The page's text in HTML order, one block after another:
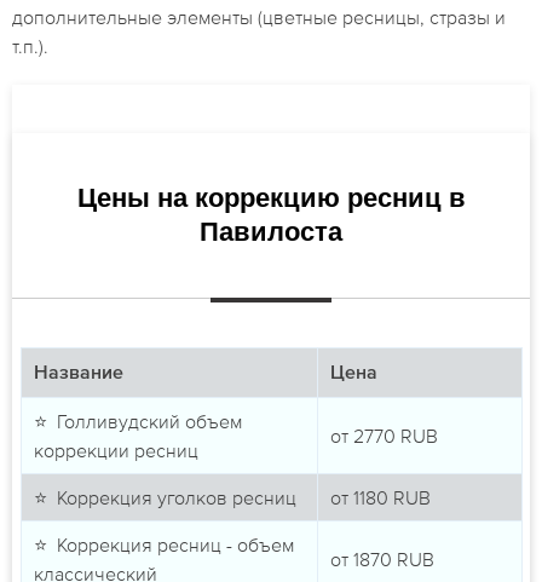
дополнительные элементы (цветные ресницы, стразы и
т.п.).
Цены на коррекцию ресниц в
Павилоста
Название Цена
⭐ Голливудский объем
коррекции ресниц
от 2770 RUB
⭐ Коррекция уголков ресниц от 1180 RUB
⭐ Коррекция ресниц - объем
классический
от 1870 RUB